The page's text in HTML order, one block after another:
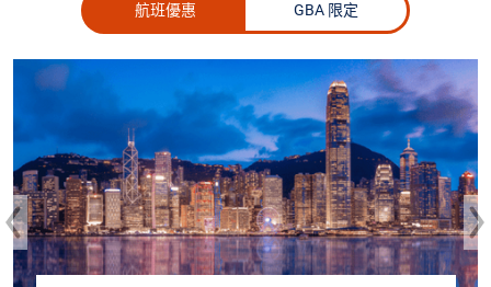
航班優惠 GBA 限定